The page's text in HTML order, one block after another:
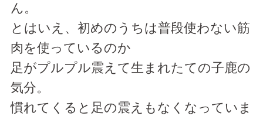
ん。
とはいえ、初めのうちは普段使わない筋
肉を使っているのか
足がプルプル震えて生まれたての子鹿の
気分。
慣れてくると足の震えもなくなっていま